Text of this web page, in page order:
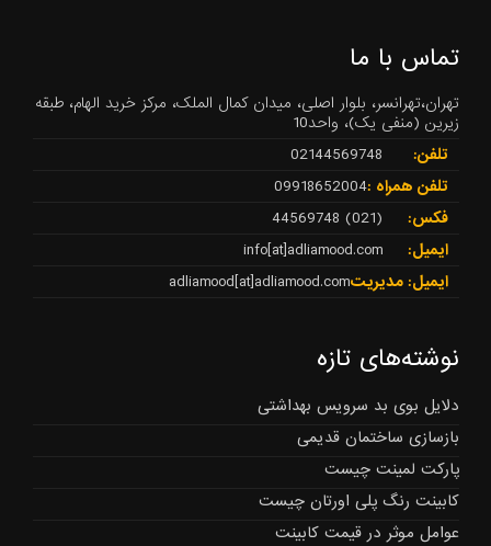
تماس با ما
تهران،تهرانسر، بلوار اصلی، میدان کمال الملک، مرکز خرید الهام، طبقه
زیرین (منفی یک)، واحد10
تلفن:
02144569748
تلفن همراه :09918652004
فکس:
(021) 44569748
ایمیل:
info[at]adliamood.com
ایمیل: مدیریتadliamood[at]adliamood.com
نوشته‌های تازه
دلایل بوی بد سرویس بهداشتی
بازسازی ساختمان قدیمی
پارکت لمینت چیست
کابینت رنگ پلی اورتان چیست
عوامل موثر در قیمت کابینت